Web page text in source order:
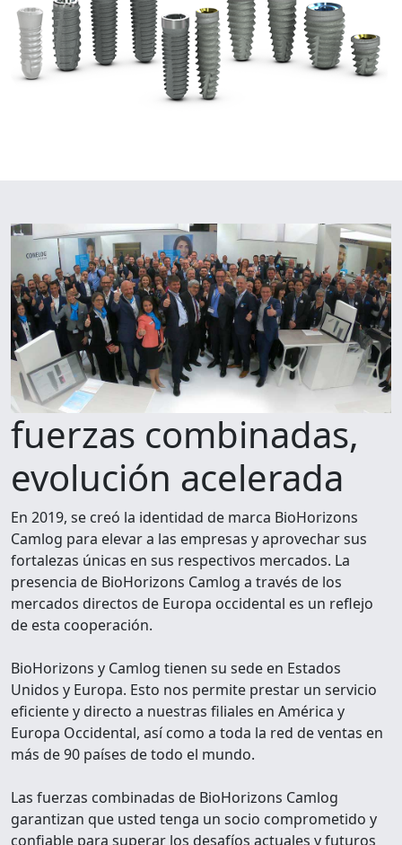
fuerzas combinadas,
evolución acelerada
En 2019, se creó la identidad de marca BioHorizons
Camlog para elevar a las empresas y aprovechar sus
fortalezas únicas en sus respectivos mercados. La
presencia de BioHorizons Camlog a través de los
mercados directos de Europa occidental es un reflejo
de esta cooperación.
BioHorizons y Camlog tienen su sede en Estados
Unidos y Europa. Esto nos permite prestar un servicio
eficiente y directo a nuestras filiales en América y
Europa Occidental, así como a toda la red de ventas en
más de 90 países de todo el mundo.
Las fuerzas combinadas de BioHorizons Camlog
garantizan que usted tenga un socio comprometido y
confiable para superar los desafíos actuales y futuros